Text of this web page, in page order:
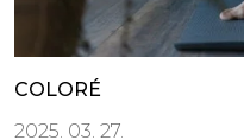
COLORÉ
2025. 03. 27.